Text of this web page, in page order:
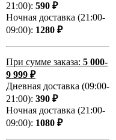
21:00): 590 ₽
Ночная доставка (21:00-
09:00): 1280 ₽
При сумме заказа: 5 000-
9 999 ₽
Дневная доставка (09:00-
21:00): 390 ₽
Ночная доставка (21:00-
09:00): 1080 ₽